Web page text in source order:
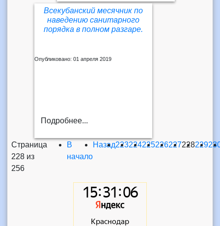
Всекубанский месячник по
наведению санитарного
порядка в полном разгаре.
Опубликовано: 01 апреля 2019
Подробнее...
Страница
228 из
256
В
начало
Назад223224225226227228229